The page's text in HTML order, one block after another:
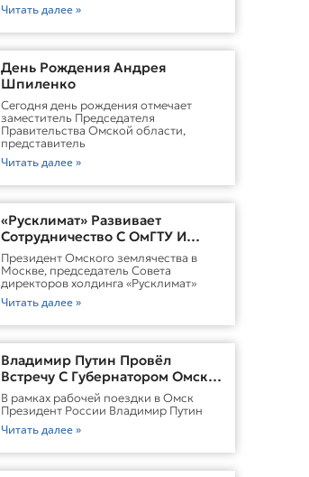
Читать далее »
День Рождения Андрея
Шпиленко
Cегодня день рождения отмечает
заместитель Председателя
Правительства Омской области,
представитель
Читать далее »
«Русклимат» Развивает
Сотрудничество С ОмГТУ И
Участвует В Обновлении
Городской Среды Омска
Президент Омского землячества в
Москве, председатель Совета
директоров холдинга «Русклимат»
Читать далее »
Владимир Путин Провёл
Встречу С Губернатором Омской
Области Виталием
ХоценкоИсточник
В рамках рабочей поездки в Омск
Президент России Владимир Путин
Читать далее »